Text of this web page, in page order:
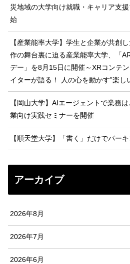
災地域の大学向け就職・キャリア支
始
【産業能率大学】学生と企業が共創
作の舞台裏に迫る産業能率大学、「
デー」を8月15日に開催～XRコンテ
イターが語る！ 人の心を動かす”楽し
【岡山大学】AIエージェントで業務
業向け実践セミナーを開催
【順天堂大学】「書く」だけでパー
アーカイブ
2026年8月
2026年7月
2026年6月